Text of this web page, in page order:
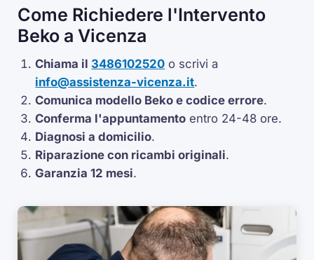
Come Richiedere l'Intervento
Beko a Vicenza
Chiama il 3486102520 o scrivi a
info@assistenza-vicenza.it.
Comunica modello Beko e codice errore.
Conferma l'appuntamento entro 24-48 ore.
Diagnosi a domicilio.
Riparazione con ricambi originali.
Garanzia 12 mesi.